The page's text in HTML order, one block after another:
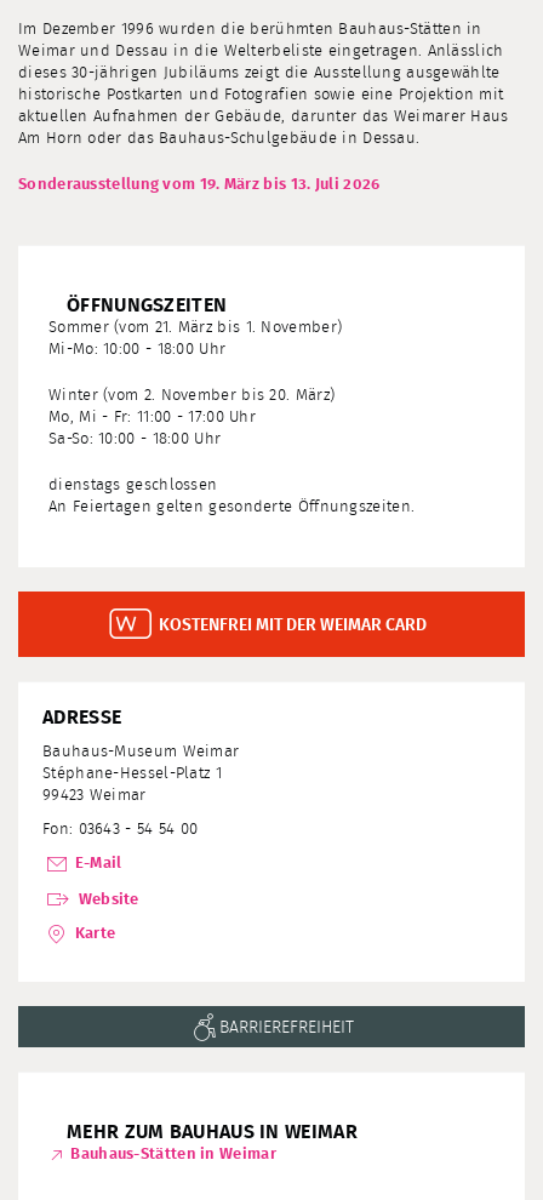
Im Dezember 1996 wurden die berühmten Bauhaus-Stätten in
Weimar und Dessau in die Welterbeliste eingetragen. Anlässlich
dieses 30-jährigen Jubiläums zeigt die Ausstellung ausgewählte
historische Postkarten und Fotografien sowie eine Projektion mit
aktuellen Aufnahmen der Gebäude, darunter das Weimarer Haus
Am Horn oder das Bauhaus-Schulgebäude in Dessau.
Sonderausstellung vom 19. März bis 13. Juli 2026
ÖFFNUNGSZEITEN
Sommer (vom 21. März bis 1. November)
Mi-Mo: 10:00 - 18:00 Uhr
Winter (vom 2. November bis 20. März)
Mo, Mi - Fr: 11:00 - 17:00 Uhr
Sa-So: 10:00 - 18:00 Uhr
dienstags geschlossen
An Feiertagen gelten gesonderte Öffnungszeiten.
KOSTENFREI MIT DER WEIMAR CARD
ADRESSE
Bauhaus-Museum Weimar
Stéphane-Hessel-Platz 1
99423 Weimar
Fon: 03643 - 54 54 00
E-Mail
Website
Karte
BARRIEREFREIHEIT
MEHR ZUM BAUHAUS IN WEIMAR
Bauhaus-Stätten in Weimar